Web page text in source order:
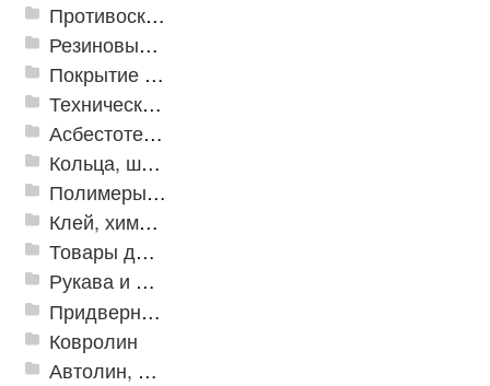
Противоскользящая защита для лестниц, профили, ленты
Резиновые и ПВХ дорожки
Покрытие из резиновой крошки
Техническая резина
Асбестотехнические и теплоизоляционные материалы
Кольца, шайбы, манжеты
Полимеры и пластики
Клей, химия, сопутствующие товары
Товары для дома
Рукава и шланги промышленные
Придверные решетки
Ковролин
Автолин, Транслин, Линолеум